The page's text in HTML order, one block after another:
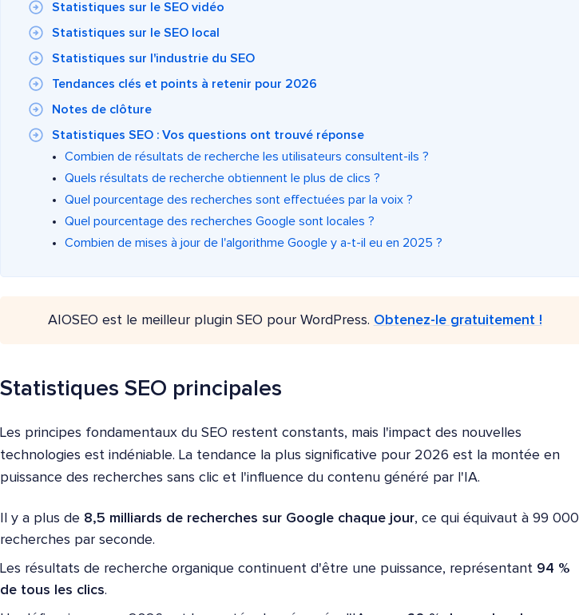
Statistiques sur le SEO vidéo
Statistiques sur le SEO local
Statistiques sur l'industrie du SEO
Tendances clés et points à retenir pour 2026
Notes de clôture
Statistiques SEO : Vos questions ont trouvé réponse
Combien de résultats de recherche les utilisateurs consultent-ils ?
Quels résultats de recherche obtiennent le plus de clics ?
Quel pourcentage des recherches sont effectuées par la voix ?
Quel pourcentage des recherches Google sont locales ?
Combien de mises à jour de l'algorithme Google y a-t-il eu en 2025 ?
AIOSEO est le meilleur plugin SEO pour WordPress. Obtenez-le gratuitement !
Statistiques SEO principales
Les principes fondamentaux du SEO restent constants, mais l'impact des nouvelles
technologies est indéniable. La tendance la plus significative pour 2026 est la montée en
puissance des recherches sans clic et l'influence du contenu généré par l'IA.
Il y a plus de 8,5 milliards de recherches sur Google chaque jour, ce qui équivaut à 99 000
recherches par seconde.
Les résultats de recherche organique continuent d'être une puissance, représentant 94 %
de tous les clics.